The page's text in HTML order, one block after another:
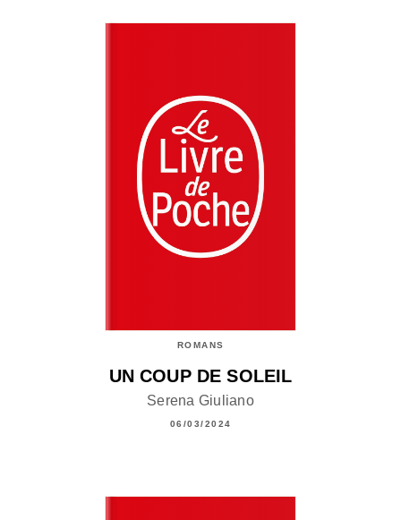
ROMANS
UN COUP DE SOLEIL
Serena Giuliano
06/03/2024